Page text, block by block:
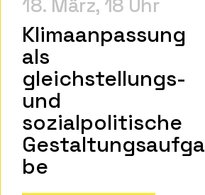
18. März 18 Uhr
Klimaanpassung
als
gleichstellungs-
und
sozialpolitische
Gestaltungsaufga
be